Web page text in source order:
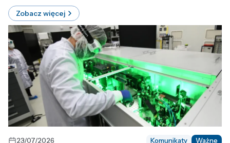
Zobacz więcej
23/07/2026 Komunikaty Ważne